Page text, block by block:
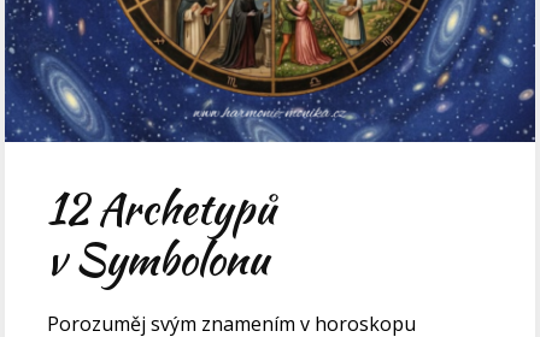
12 Archetypů
v Symbolonu
Porozuměj svým znamením v horoskopu